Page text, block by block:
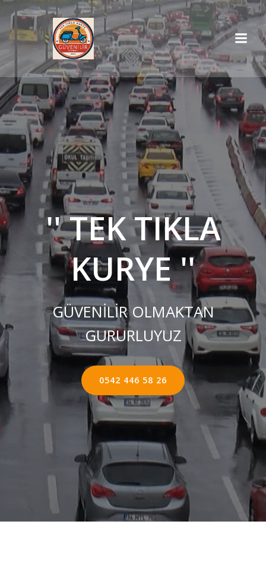
İçeriğe
geç
'' TEK TIKLA
KURYE ''
GÜVENİLİR OLMAKTAN
GURURLUYUZ
0542 446 58 26